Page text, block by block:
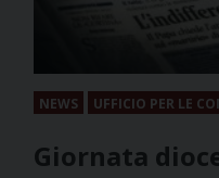
NEWS UFFICIO PER LE
Giornata